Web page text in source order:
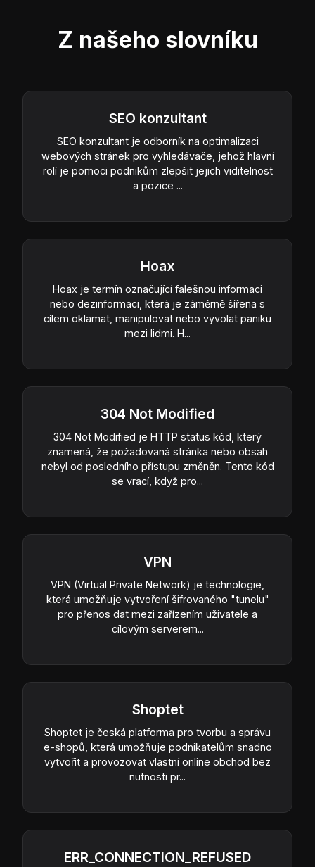
Z našeho slovníku
SEO konzultant
SEO konzultant je odborník na optimalizaci
webových stránek pro vyhledávače, jehož hlavní
rolí je pomoci podnikům zlepšit jejich viditelnost
a pozice ...
Hoax
Hoax je termín označující falešnou informaci
nebo dezinformaci, která je záměrně šířena s
cílem oklamat, manipulovat nebo vyvolat paniku
mezi lidmi. H...
304 Not Modified
304 Not Modified je HTTP status kód, který
znamená, že požadovaná stránka nebo obsah
nebyl od posledního přístupu změněn. Tento kód
se vrací, když pro...
VPN
VPN (Virtual Private Network) je technologie,
která umožňuje vytvoření šifrovaného "tunelu"
pro přenos dat mezi zařízením uživatele a
cílovým serverem...
Shoptet
Shoptet je česká platforma pro tvorbu a správu
e-shopů, která umožňuje podnikatelům snadno
vytvořit a provozovat vlastní online obchod bez
nutnosti pr...
ERR_CONNECTION_REFUSED